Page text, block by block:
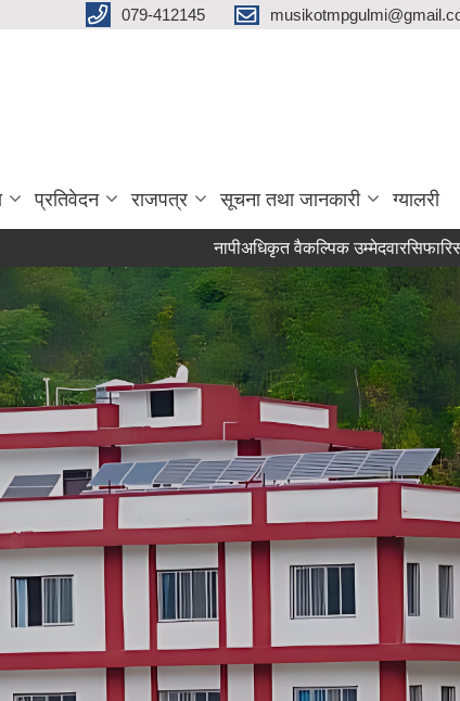
079-412145
प्रतिवेदन राजपत्र सूचना तथा जानकारी ग्यालरी
नापीअधिकृत वैकल्पिक उम्मेदवारसिफारिस गरिएको